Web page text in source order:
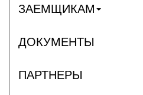
ЗАЕМЩИКАМ
ДОКУМЕНТЫ
ПАРТНЕРЫ